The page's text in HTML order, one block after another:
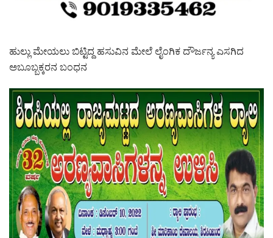
ಹುಲ್ಲು ಮೇಯಲು ಬಿಟ್ಟಿದ್ದ ಹಸುವಿನ ಮೇಲೆ ಲೈಂಗಿಕ ದೌರ್ಜನ್ಯ ಎಸಗಿದ
ಅಬೂಬ್ಬಕ್ಕ‌ರನ ಬಂಧನ